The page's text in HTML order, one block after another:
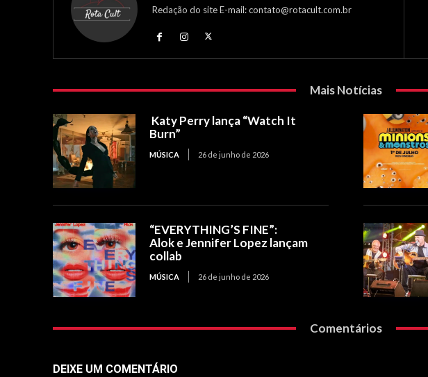
Redação do site E-mail: contato@rotacult.com.br
Mais Notícias
Katy Perry lança “Watch It
Burn”
MÚSICA 26 de junho de 2026
“EVERYTHING’S FINE”:
Alok e Jennifer Lopez lançam
collab
MÚSICA 26 de junho de 2026
Comentários
DEIXE UM COMENTÁRIO